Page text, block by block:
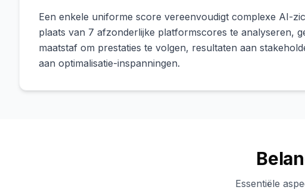
Een enkele uniforme score vereenvoudigt complexe AI-
plaats van 7 afzonderlijke platformscores te analyseren,
maatstaf om prestaties te volgen, resultaten aan
aan optimalisatie-inspanningen.
Essentiële